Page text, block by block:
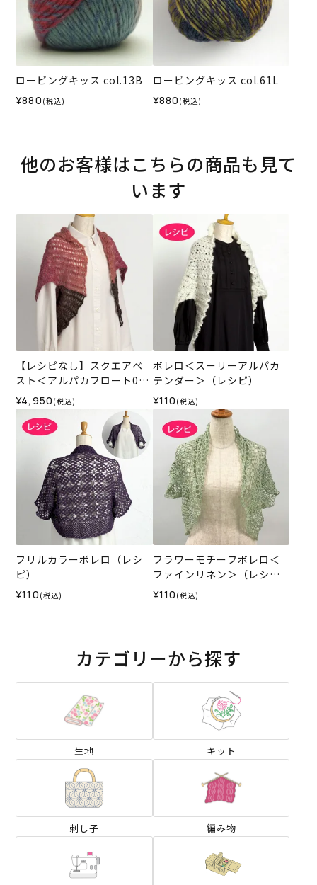
ロービングキッス col.13B
¥880 (税込)
ロービングキッス col.61L
¥880 (税込)
他のお客様はこちらの商品も見て
います
【レシピなし】スクエアベ
スト＜アルパカフロート03
W＞（編み物 材料セット）
¥4,950 (税込)
ボレロ＜スーリーアルパカ
テンダー＞（レシピ）
¥110 (税込)
フリルカラーボレロ（レシ
ピ）
¥110 (税込)
フラワーモチーフボレロ＜
ファインリネン＞（レシ
ピ）
¥110 (税込)
カテゴリーから探す
生地 キット
刺し子 編み物